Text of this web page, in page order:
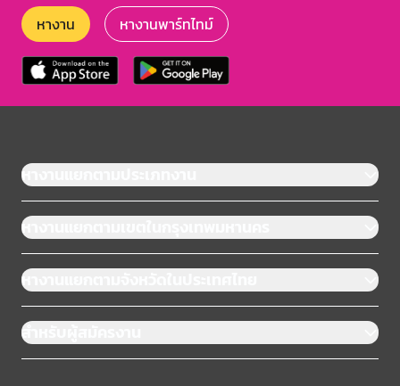
หางาน หางานพาร์ทไทม์
หางานแยกตามประเภทงาน
หางานแยกตามเขตในกรุงเทพมหานคร
หางานแยกตามจังหวัดในประเทศไทย
สำหรับผู้สมัครงาน